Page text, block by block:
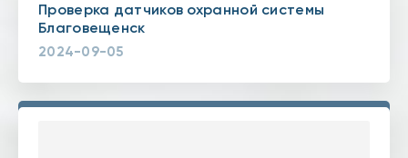
Проверка датчиков охранной системы
Благовещенск
2024-09-05